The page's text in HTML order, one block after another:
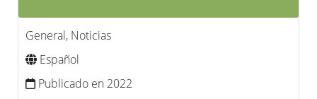
General, Noticias
Español
Publicado en 2022